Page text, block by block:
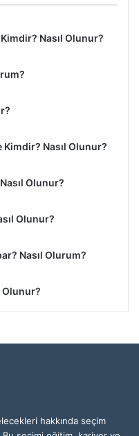
Nasıl Olunur?
Nasıl Olunur?
Olunur?
Olunur?
Nasıl Olurum?
Olunur?
hakkında seçim